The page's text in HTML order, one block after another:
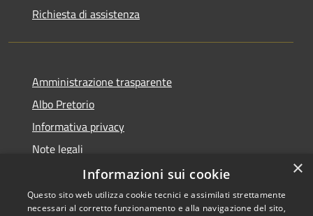
Richiesta di assistenza
Amministrazione trasparente
Albo Pretorio
Informativa privacy
Note legali
Dichiarazione di accessibilità
×
Informazioni sui cookie
Questo sito web utilizza cookie tecnici e assimilati strettamente
necessari al corretto funzionamento e alla navigazione del sito,